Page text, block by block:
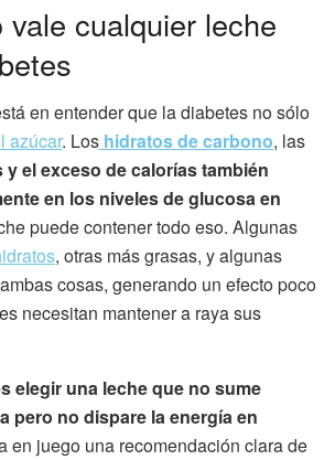
vale cualquier leche
en entender que la diabetes no sólo
azúcar. Los hidratos de carbono, las
el exceso de calorías también
en los niveles de glucosa en
puede contener todo eso. Algunas
, otras más grasas, y algunas
cosas, generando un efecto poco
necesitan mantener a raya sus
elegir una leche que no sume
pero no dispare la energía en
en juego una recomendación clara de